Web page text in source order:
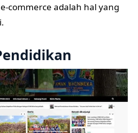
commerce adalah hal yang